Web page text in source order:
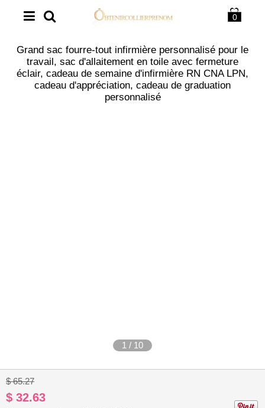
0
Grand sac fourre-tout infirmière personnalisé pour le
travail, sac d'allaitement en toile avec fermeture
éclair, cadeau de semaine d'infirmière RN CNA LPN,
cadeau d'appréciation, cadeau de graduation
personnalisé
1 / 10
$ 65.27
$ 32.63